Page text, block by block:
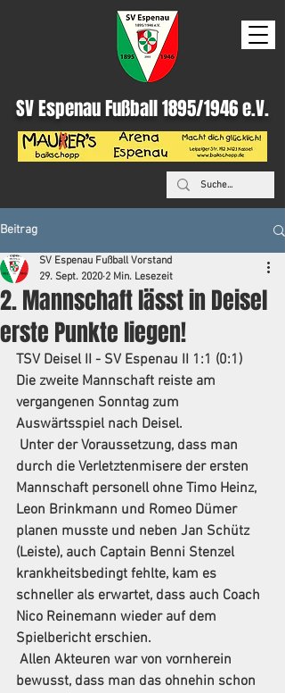
SV Espenau Fußball 1895/1946 e.V.
Beitrag
2. Mannschaft lässt in Deisel
erste Punkte liegen!
SV Espenau Fußball Vorstand
29. Sept. 2020 2 Min. Lesezeit
TSV Deisel II - SV Espenau II 1:1 (0:1)
Die zweite Mannschaft reiste am
vergangenen Sonntag zum
Auswärtsspiel nach Deisel.
durch die Verletztenmisere der ersten
Mannschaft personell ohne Timo Heinz,
Leon Brinkmann und Romeo Dümer
planen musste und neben Jan Schütz
(Leiste), auch Captain Benni Stenzel
krankheitsbedingt fehlte, kam es
schneller als erwartet, dass auch Coach
Nico Reinemann wieder auf dem
Spielbericht erschien.
bewusst, dass man das ohnehin schon